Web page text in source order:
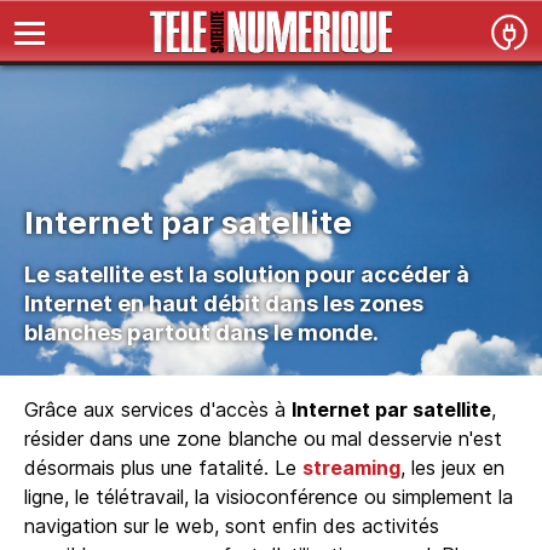
Internet par satellite
Le satellite est la solution pour accéder à
Internet en haut débit dans les zones
blanches partout dans le monde.
Grâce aux services d'accès à Internet par satellite,
résider dans une zone blanche ou mal desservie n'est
désormais plus une fatalité. Le streaming, les jeux en
ligne, le télétravail, la visioconférence ou simplement la
navigation sur le web, sont enfin des activités